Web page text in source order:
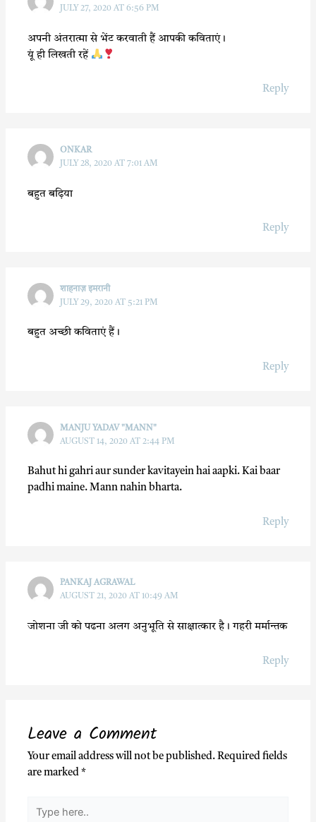
JULY 27, 2020 AT 6:56 PM
अपनी अंतरात्मा से भेंट करवाती हैं आपकी कविताएं।
यूं ही लिखती रहें
Reply
ONKAR
JULY 28, 2020 AT 7:01 AM
बहुत बढ़िया
Reply
शाहनाज़ इमरानी
JULY 29, 2020 AT 5:21 PM
बहुत अच्छी कविताएं हैं।
Reply
MANJU YADAV "MANN"
AUGUST 14, 2020 AT 2:44 PM
Bahut hi gahri aur sunder kavitayein hai aapki. Kai baar
padhi maine. Mann nahin bharta.
Reply
PANKAJ AGRAWAL
AUGUST 21, 2020 AT 10:49 AM
जोशना जी को पढना अलग अनुभूति से साक्षात्कार है। गहरी मर्मान्तक
Reply
Leave a Comment
Your email address will not be published. Required fields
are marked*